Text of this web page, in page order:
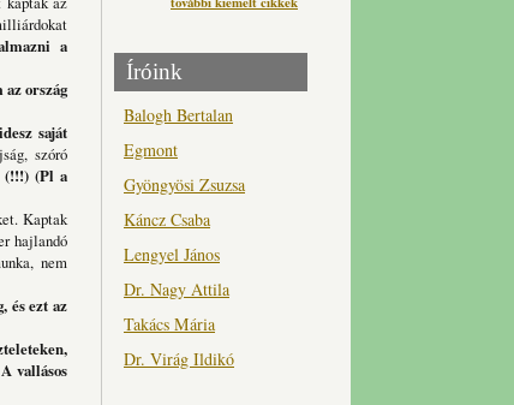
a
ország
saját
szóró
(Pl a
Kaptak
hajlandó
nem
és ezt az
vallásos
Íróink
Balogh Bertalan
Egmont
Gyöngyösi Zsuzsa
Káncz Csaba
Lengyel János
Dr. Nagy Attila
Takács Mária
Dr. Virág Ildikó